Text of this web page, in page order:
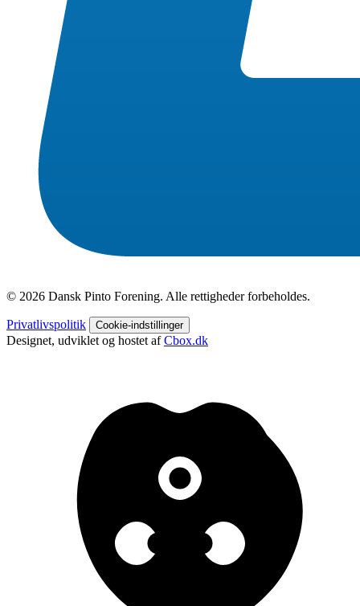
© 2026 Dansk Pinto Forening. Alle rettigheder forbeholdes.
Privatlivspolitik Cookie-indstillinger
Designet, udviklet og hostet afCbox.dk